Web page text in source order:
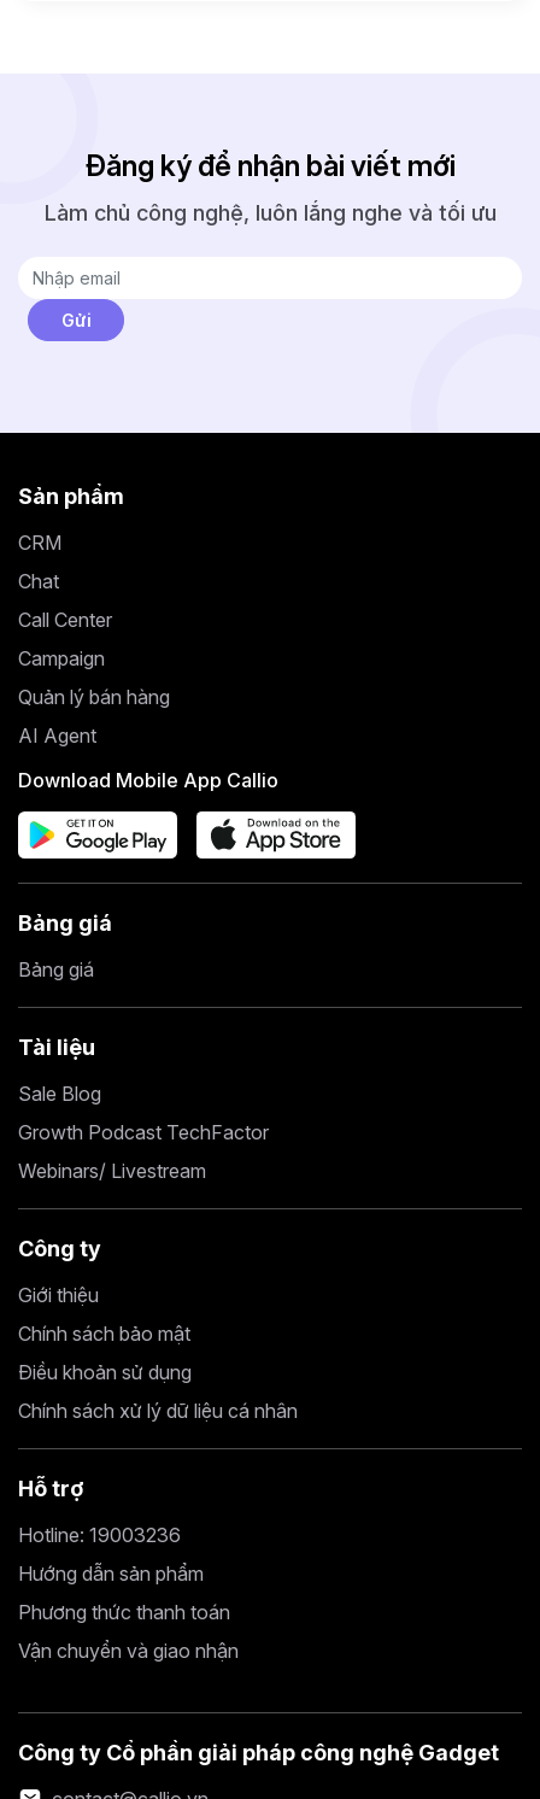
Đăng ký để nhận bài viết mới
Làm chủ công nghệ, luôn lắng nghe và tối ưu
Sản phẩm
CRM
Chat
Call Center
Campaign
Quản lý bán hàng
AI Agent
Download Mobile App Callio
Bảng giá
Bảng giá
Tài liệu
Sale Blog
Growth Podcast TechFactor
Webinars/ Livestream
Công ty
Giới thiệu
Chính sách bảo mật
Điều khoản sử dụng
Chính sách xử lý dữ liệu cá nhân
Hỗ trợ
Hotline: 19003236
Hướng dẫn sản phẩm
Phương thức thanh toán
Vận chuyển và giao nhận
Công ty Cổ phần giải pháp công nghệ Gadget